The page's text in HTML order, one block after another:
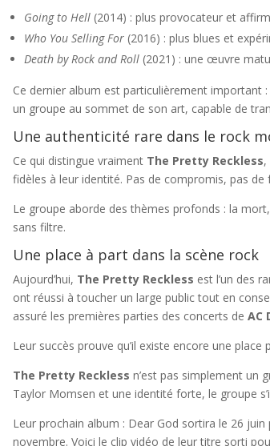
Going to Hell(2014) : plus provocateur et
Who You Selling For(2016) : plus blues et
Death by Rock and Roll(2021) : une œuvre
Ce dernier album est particulièrement
un groupe au sommet de son art, capable de
Une authenticité rare dans le rock
Ce qui distingue vraiment The Pretty Reckless,
fidèles à leur identité. Pas de compromis, pas de
Le groupe aborde des thèmes profonds : la
sans filtre.
Une place à part dans la scène rock
Aujourd’hui, The Pretty Reckless est l’un des
ont réussi à toucher un large public tout en
assuré les premières parties des concerts de AC
Leur succès prouve qu’il existe encore une
The Pretty Reckless n’est pas simplement un
Taylor Momsen et une identité forte, le groupe
Leur prochain album : Dear God sortira le 26
novembre. Voici le clip vidéo de leur titre sorti